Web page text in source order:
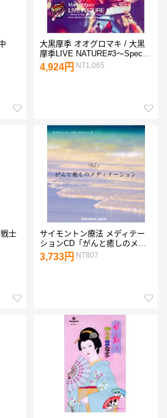
大黒摩季 オオグロマキ / 大黒
摩季LIVE NATURE#3〜Special
Rain or Shine 【VHS】
4,924円 NT1,065
士
サイモントン療法 メディテー
ションCD「がんと癒しのメデ
ィテーション」【ゆうパケット
送料無料】
3,733円 NT807